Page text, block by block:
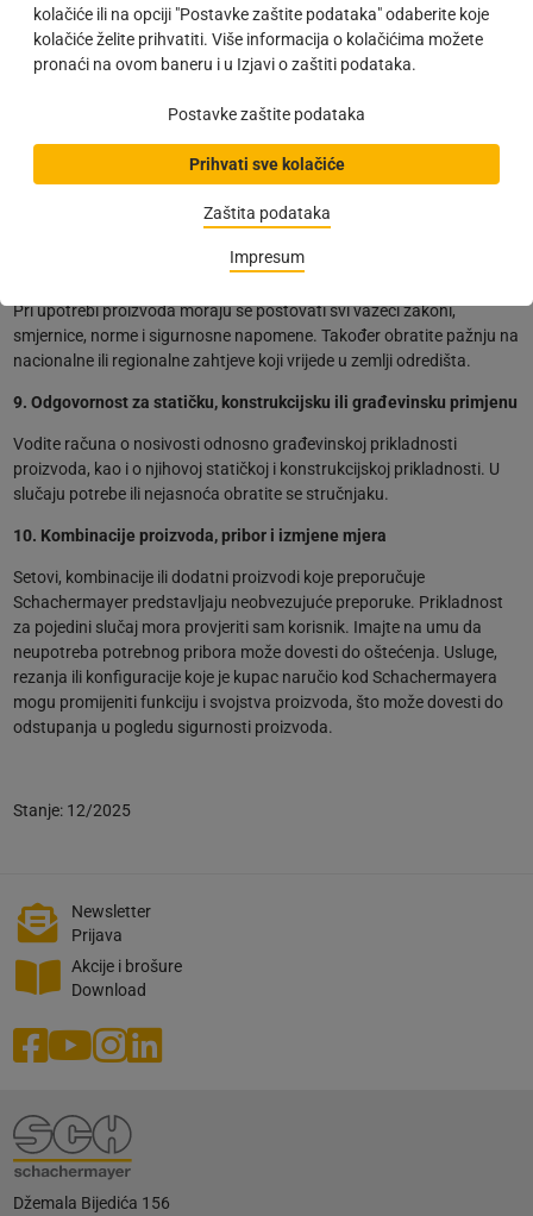
kolačiće ili na opciji "Postavke zaštite podataka" odaberite koje
kolačiće želite prihvatiti. Više informacija o kolačićima možete
pronaći na ovom baneru i u Izjavi o zaštiti podataka.
Postavke zaštite podataka
Prihvati sve kolačiće
Zaštita podataka
Impresum
moraju se poštovati svi važeći zakonski propisi (posebno za opasne
tvari, hemijsko-tehničke proizvode ili zapaljive tvari).
Kupac je odgovoran za pravilno i ekološki prihvatljivo zbrinjavanje
proizvoda, ambalaže ili ostataka materijala. Zbrinjavanje se mora
provoditi u skladu s važećim nacionalnim i lokalnim propisima, uz
poštivanje uputa navedenih na ambalaži.
Pri upotrebi proizvoda moraju se poštovati svi važeći zakoni,
smjernice, norme i sigurnosne napomene. Također obratite pažnju na
nacionalne ili regionalne zahtjeve koji vrijede u zemlji odredišta.
9. Odgovornost za statičku, konstrukcijsku ili građevinsku primjenu
Vodite računa o nosivosti odnosno građevinskoj prikladnosti
proizvoda, kao i o njihovoj statičkoj i konstrukcijskoj prikladnosti. U
slučaju potrebe ili nejasnoća obratite se stručnjaku.
10. Kombinacije proizvoda, pribor i izmjene mjera
Setovi, kombinacije ili dodatni proizvodi koje preporučuje
Schachermayer predstavljaju neobvezujuće preporuke. Prikladnost
za pojedini slučaj mora provjeriti sam korisnik. Imajte na umu da
neupotreba potrebnog pribora može dovesti do oštećenja. Usluge,
rezanja ili konfiguracije koje je kupac naručio kod Schachermayera
mogu promijeniti funkciju i svojstva proizvoda, što može dovesti do
odstupanja u pogledu sigurnosti proizvoda.
Stanje: 12/2025
Newsletter
Prijava
Akcije i brošure
Download
Džemala Bijedića 156